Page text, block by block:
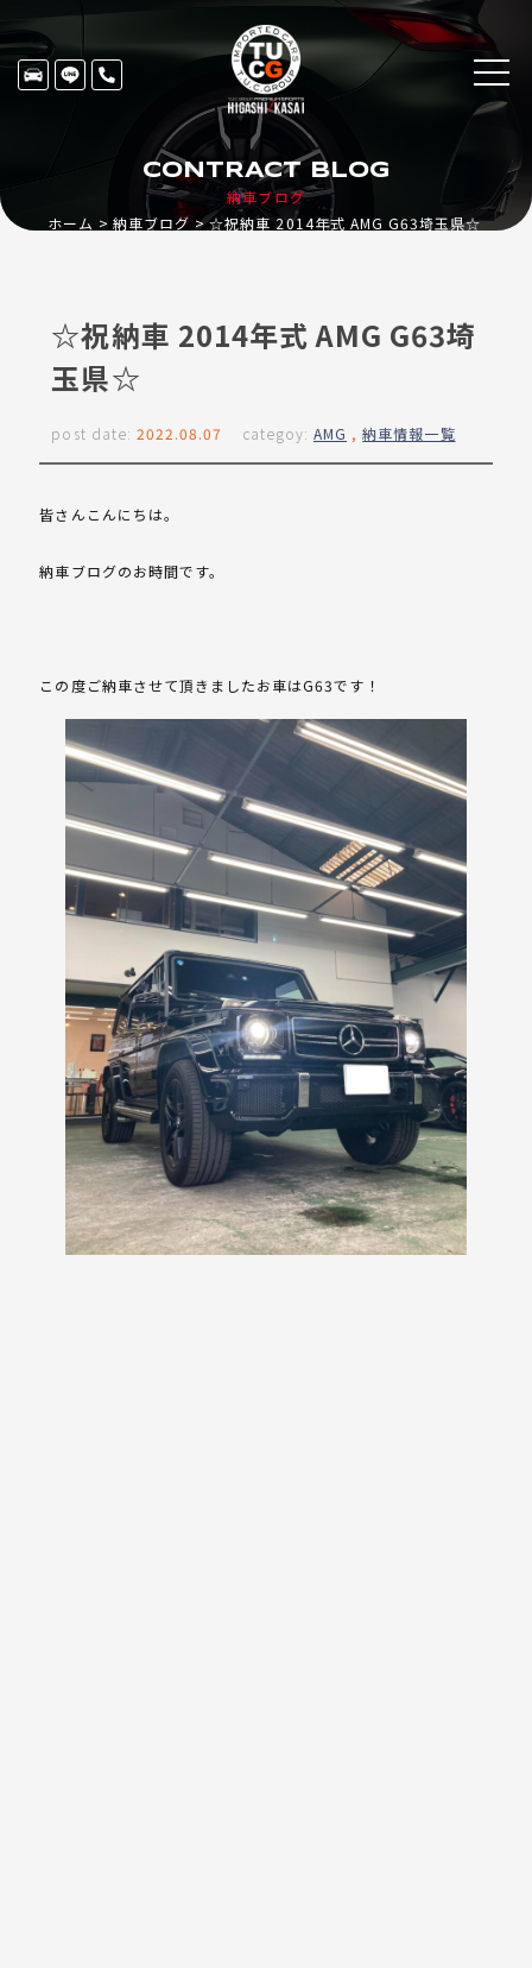
納車ブログ
CONTRACT BLOG
ホーム 納車ブログ ☆祝納車 2014年式 AMG G63埼玉県☆
☆祝納車 2014年式 AMG G63埼
玉県☆
post date: 2022.08.07 categoy: AMG ,納車情報一覧
皆さんこんにちは。
納車ブログのお時間です。
この度ご納車させて頂きましたお車はG63です！